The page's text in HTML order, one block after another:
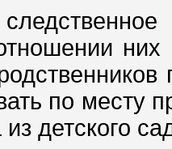
по месту
детского